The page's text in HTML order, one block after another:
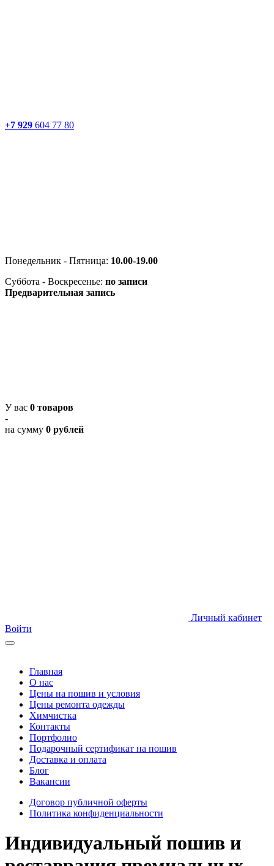
+7 929 604 77 80
Понедельник - Пятница: 10.00-19.00
Суббота - Воскресенье: по записи
Предварительная запись
У вас 0 товаров
-
на сумму 0 рублей
Личный кабинет
Войти
Главная
О нас
Цены на пошив и условия
Цены ремонта одежды
Химчистка
Контакты
Портфолио
Подарочный сертификат на пошив
Доставка и оплата
Блог
Вакансии
Договор публичной оферты
Политика конфиденциальности
Индивидуальный пошив и